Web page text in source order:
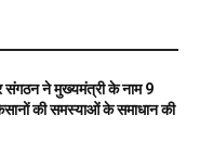
संगठन ने मुख्यमंत्री के नाम 9
की समस्याओं के समाधान की